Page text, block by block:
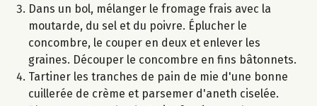
Dans un bol, mélanger le fromage frais avec la
moutarde, du sel et du poivre. Éplucher le
concombre, le couper en deux et enlever les
graines. Découper le concombre en fins bâtonnets.
Tartiner les tranches de pain de mie d'une bonne
cuillerée de crème et parsemer d'aneth ciselée.